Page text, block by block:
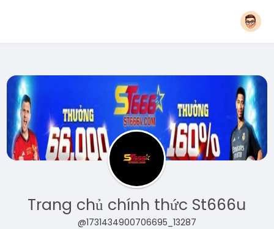
Trang chủ chính thức St666u
@1731434900706695_13287